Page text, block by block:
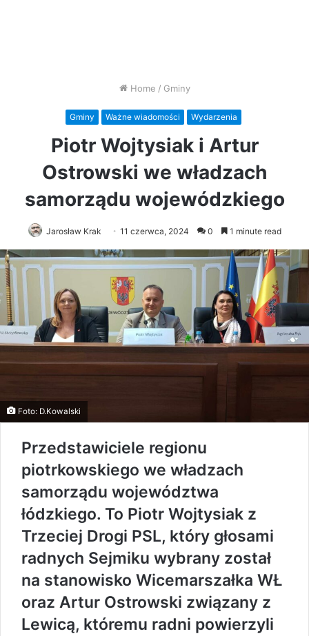
Home / Gminy
Gminy Ważne wiadomości Wydarzenia
Piotr Wojtysiak i Artur
Ostrowski we władzach
samorządu wojewódzkiego
Jarosław Krak 11 czerwca, 2024 0 1 minute read
Foto: D.Kowalski
Przedstawiciele regionu
piotrkowskiego we władzach
samorządu województwa
łódzkiego. To Piotr Wojtysiak z
Trzeciej Drogi PSL, który głosami
radnych Sejmiku wybrany został
na stanowisko Wicemarszałka WŁ
oraz Artur Ostrowski związany z
Lewicą, któremu radni powierzyli